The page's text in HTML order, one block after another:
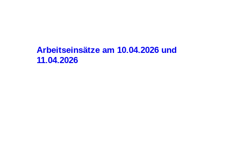
Arbeitseinsätze am 10.04.2026 und
11.04.2026